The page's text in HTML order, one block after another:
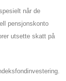
når de
pensjonskonto
utsette skatt på